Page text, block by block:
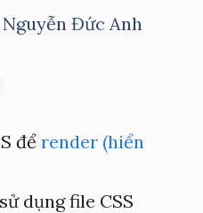
Nguyễn Đức Anh
để render (hiển
dụng file CSS